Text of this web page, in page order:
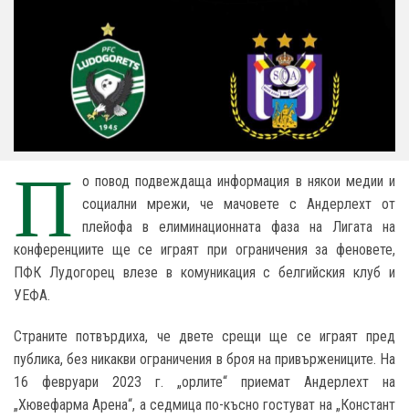
П
о повод подвеждаща информация в някои медии и
социални мрежи, че мачовете с Андерлехт от
плейофа в елиминационната фаза на Лигата на
конференциите ще се играят при ограничения за феновете,
ПФК Лудогорец влезе в комуникация с белгийския клуб и
УЕФА.
Страните потвърдиха, че двете срещи ще се играят пред
публика, без никакви ограничения в броя на привържениците. На
16 февруари 2023 г. „орлите“ приемат Андерлехт на
„Хювефарма Арена“, а седмица по-късно гостуват на „Констант